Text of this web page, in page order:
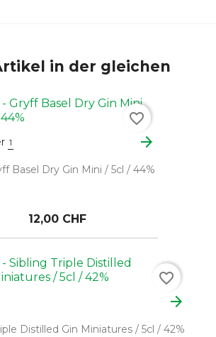
in der gleichen
1 arrow_forward
Basel Dry Gin Mini / 5cl / 44%
12,00 CHF
favorite_border
arrow_forward
Distilled Gin Miniatures / 5cl / 42%
favorite_border